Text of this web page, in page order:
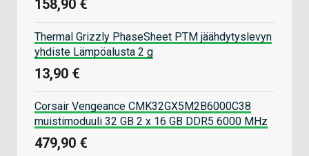
158,90 €
Thermal Grizzly PhaseSheet PTM jäähdytyslevyn
yhdiste Lämpöalusta 2 g
13,90 €
Corsair Vengeance CMK32GX5M2B6000C38
muistimoduuli 32 GB 2 x 16 GB DDR5 6000 MHz
479,90 €